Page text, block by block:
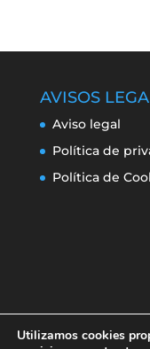
AVISOS
Aviso legal
Política de
Política de
Utilizamos cookies